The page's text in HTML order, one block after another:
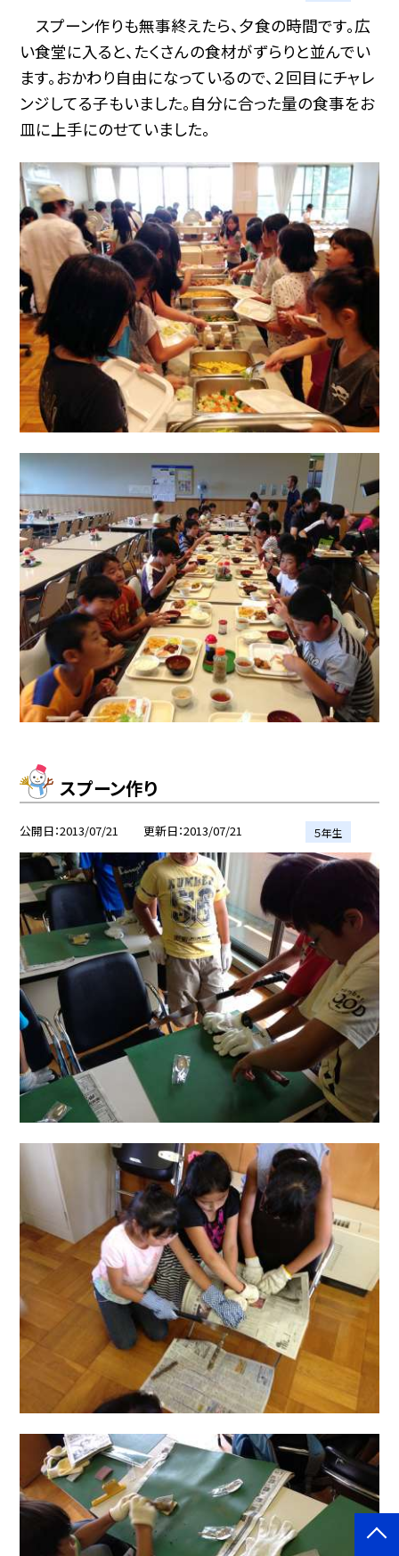
スプーン作りも無事終えたら、夕食の時間です。広
い食堂に入ると、たくさんの食材がずらりと並んでい
ます。おかわり自由になっているので、２回目にチャレ
ンジしてる子もいました。自分に合った量の食事をお
皿に上手にのせていました。
スプーン作り
公開日 2013/07/21 更新日 2013/07/21 ５年生